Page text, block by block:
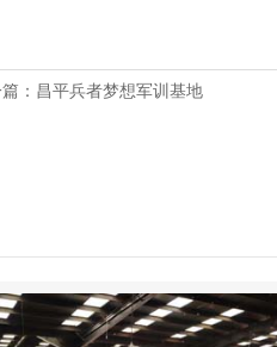
：昌平兵者梦想军训基地